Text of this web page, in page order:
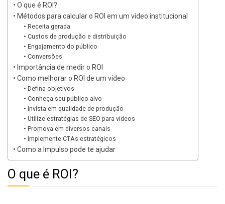
O que é ROI?
Métodos para calcular o ROI em um vídeo institucional
Receita gerada
Custos de produção e distribuição
Engajamento do público
Conversões
Importância de medir o ROI
Como melhorar o ROI de um vídeo
Defina objetivos
Conheça seu público-alvo
Invista em qualidade de produção
Utilize estratégias de SEO para vídeos
Promova em diversos canais
Implemente CTAs estratégicos
Como a Impulso pode te ajudar
O que é ROI?